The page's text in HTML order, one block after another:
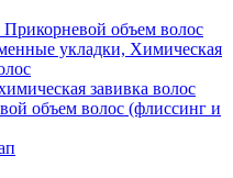
Прикорневой объем волос
укладки, Химическая
завивка волос
объем волос (флиссинг и